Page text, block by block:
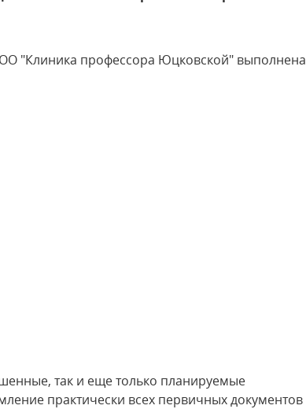
"Клиника профессора Юцковской" выполнена
так и еще только планируемые
практически всех первичных документов